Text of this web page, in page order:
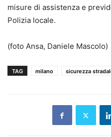
misure di assistenza e
Polizia locale.
(foto Ansa, Daniele Mascolo)
TAG milano sicurezza